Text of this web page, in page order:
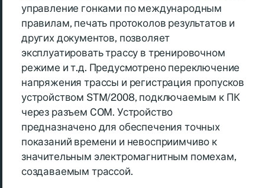
управление гонками по международным
правилам, печать протоколов результатов и
других документов, позволяет
эксплуатировать трассу в тренировочном
режиме и т.д. Предусмотрено переключение
напряжения трассы и регистрация пропусков
устройством STM/2008, подключаемым к ПК
через разъем COM. Устройство
предназначено для обеспечения точных
показаний времени и невосприимчиво к
значительным электромагнитным помехам,
создаваемым трассой.